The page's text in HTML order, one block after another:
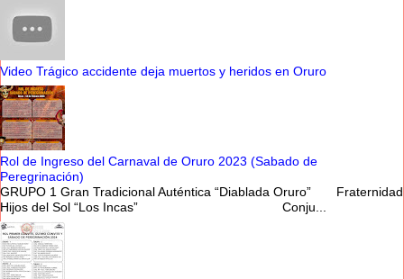
Video Trágico accidente deja muertos y heridos en Oruro
Rol de Ingreso del Carnaval de Oruro 2023 (Sabado de
Peregrinación)
GRUPO 1 Gran Tradicional Auténtica “Diablada Oruro” Fraternidad
Hijos del Sol “Los Incas” Conju...